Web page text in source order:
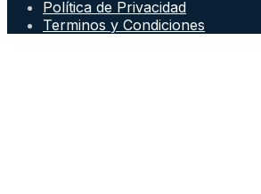
Política de Privacidad
Terminos y Condiciones